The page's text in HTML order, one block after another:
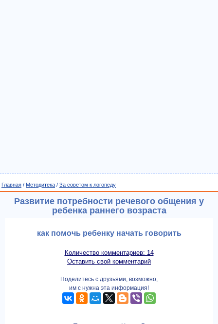
Главная / Методитека / За советом к логопеду
Развитие потребности речевого общения у
ребенка раннего возраста
как помочь ребенку начать говорить
Количество комментариев: 14
Оставить свой комментарий
Поделитесь с друзьями, возможно,
им с нужна эта информация!